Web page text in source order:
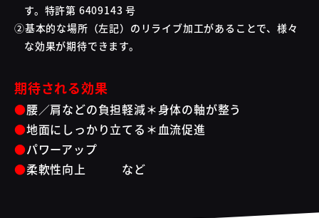
す。特許第 6409143 号
基本的な場所（左記）のリライブ加工があることで、様々
な効果が期待できます。
期待される効果
腰／肩などの負担軽減＊身体の軸が整う
地面にしっかり立てる＊血流促進
パワーアップ
柔軟性向上 など